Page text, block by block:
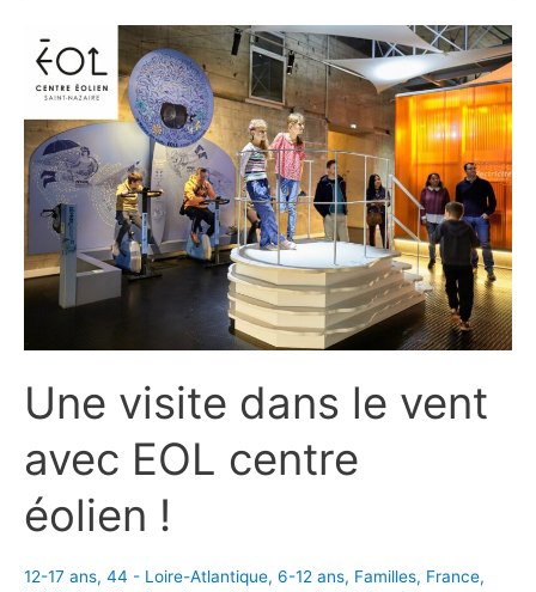
l’Écomusée
Nazaire !
Une visite dans le vent
avec EOL centre
éolien !
12-17 ans, 44 - Loire-Atlantique, 6-12 ans, Familles, France,